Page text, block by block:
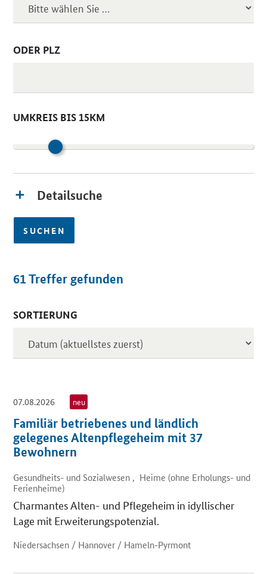
ODER PLZ
UMKREIS BIS 15KM
Detailsuche
SUCHEN
61Treffer gefunden
SORTIERUNG
07.08.2026
neu
Familiär betriebenes und ländlich
gelegenes Altenpflegeheim mit 37
Bewohnern
Gesundheits- und Sozialwesen , Heime (ohne Erholungs- und
Ferienheime)
Charmantes Alten- und Pflegeheim in idyllischer
Lage mit Erweiterungspotenzial.
Niedersachsen / Hannover / Hameln-Pyrmont